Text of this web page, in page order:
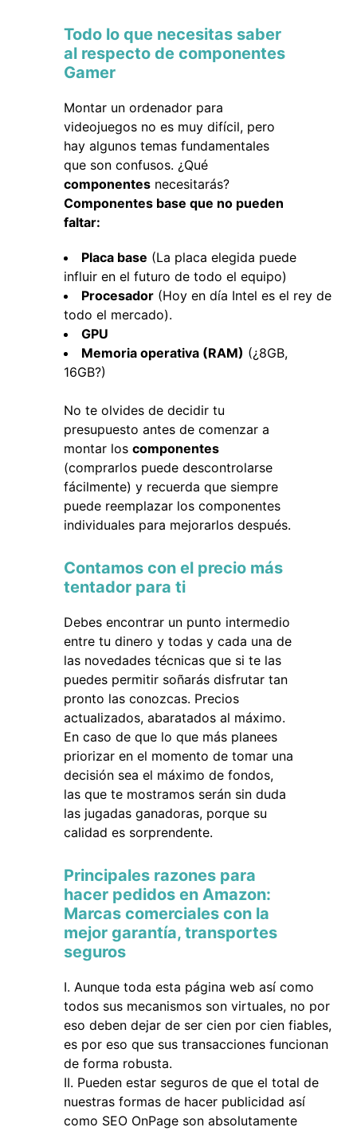
Todo lo que necesitas saber
al respecto de componentes
Gamer
Montar un ordenador para
videojuegos no es muy difícil, pero
hay algunos temas fundamentales
que son confusos. ¿Qué
componentes necesitarás?
Componentes base que no pueden
faltar:
Placa base (La placa elegida puede
influir en el futuro de todo el equipo)
Procesador (Hoy en día Intel es el rey de
todo el mercado).
GPU
Memoria operativa (RAM) (¿8GB,
16GB?)
No te olvides de decidir tu
presupuesto antes de comenzar a
montar los componentes
(comprarlos puede descontrolarse
fácilmente) y recuerda que siempre
puede reemplazar los componentes
individuales para mejorarlos después.
Contamos con el precio más
tentador para ti
Debes encontrar un punto intermedio
entre tu dinero y todas y cada una de
las novedades técnicas que si te las
puedes permitir soñarás disfrutar tan
pronto las conozcas. Precios
actualizados, abaratados al máximo.
En caso de que lo que más planees
priorizar en el momento de tomar una
decisión sea el máximo de fondos,
las que te mostramos serán sin duda
las jugadas ganadoras, porque su
calidad es sorprendente.
Principales razones para
hacer pedidos en Amazon:
Marcas comerciales con la
mejor garantía, transportes
seguros
Aunque toda esta página web así como
todos sus mecanismos son virtuales, no por
eso deben dejar de ser cien por cien fiables,
es por eso que sus transacciones funcionan
de forma robusta.
Pueden estar seguros de que el total de
nuestras formas de hacer publicidad así
como SEO OnPage son absolutamente